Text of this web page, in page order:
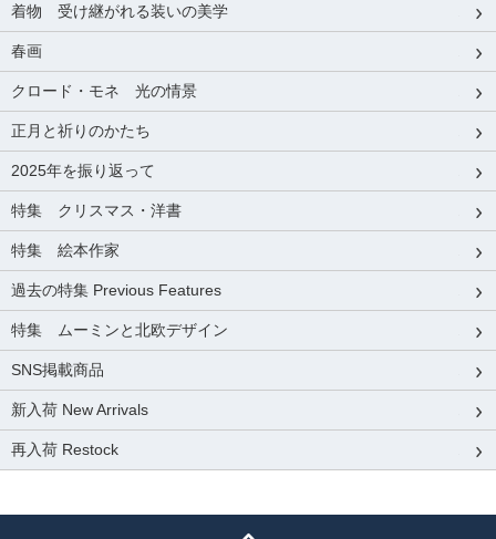
着物 受け継がれる装いの美学
春画
クロード・モネ 光の情景
正月と祈りのかたち
2025年を振り返って
特集 クリスマス・洋書
特集 絵本作家
過去の特集 Previous Features
特集 ムーミンと北欧デザイン
SNS掲載商品
新入荷 New Arrivals
再入荷 Restock